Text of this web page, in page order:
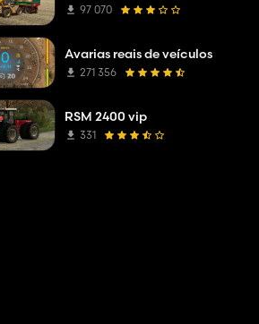
97 070
Avarias reais de veículos
271 356
RSM 2400 vip
331